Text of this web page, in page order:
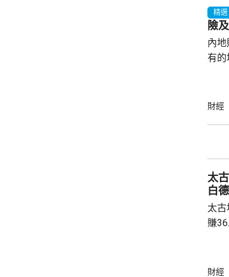
較高
「未
精選
險
內
有的
施未
被視
亦反
財經
太
白
太
賺
入之
財經